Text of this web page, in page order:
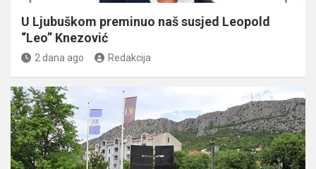
U Ljubuškom preminuo naš susjed Leopold
“Leo” Knezović
2 dana ago Redakcija